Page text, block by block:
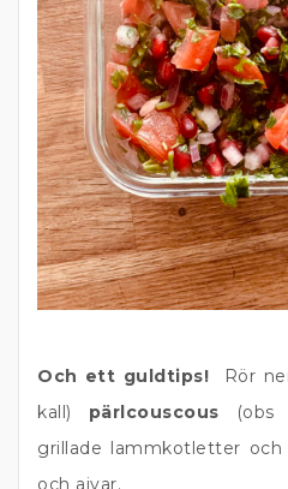
Och ett guldtips!
Rör
kall) pärlcouscous
grillade lammkotletter
och ajvar.